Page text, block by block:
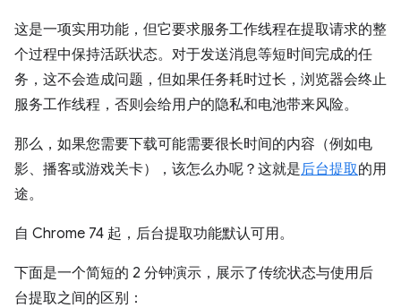
这是一项实用功能，但它要求服务工作线程在提取请求的整
个过程中保持活跃状态。对于发送消息等短时间完成的任
务，这不会造成问题，但如果任务耗时过长，浏览器会终止
服务工作线程，否则会给用户的隐私和电池带来风险。
那么，如果您需要下载可能需要很长时间的内容（例如电
影、播客或游戏关卡），该怎么办呢？这就是后台提取的用
途。
自 Chrome 74 起，后台提取功能默认可用。
下面是一个简短的 2 分钟演示，展示了传统状态与使用后
台提取之间的区别：